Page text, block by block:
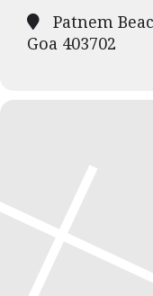
Patnem
Goa 403702